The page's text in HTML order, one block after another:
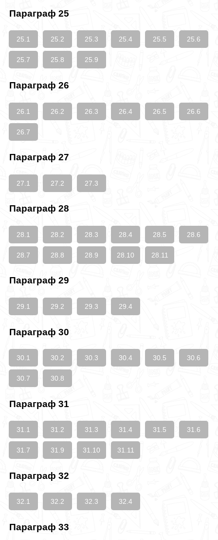
Параграф 25
25.1 25.2 25.3 25.4 25.5 25.6
25.7 25.8 25.9
Параграф 26
26.1 26.2 26.3 26.4 26.5 26.6
26.7
Параграф 27
27.1 27.2 27.3
Параграф 28
28.1 28.2 28.3 28.4 28.5 28.6
28.7 28.8 28.9 28.10 28.11
Параграф 29
29.1 29.2 29.3 29.4
Параграф 30
30.1 30.2 30.3 30.4 30.5 30.6
30.7 30.8
Параграф 31
31.1 31.2 31.3 31.4 31.5 31.6
31.7 31.9 31.10 31.11
Параграф 32
32.1 32.2 32.3 32.4
Параграф 33